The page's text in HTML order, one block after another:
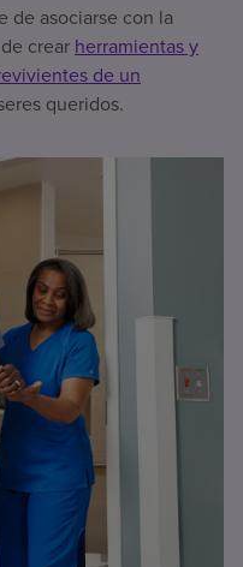
de asociarse con la
crear herramientas y
de un
queridos.